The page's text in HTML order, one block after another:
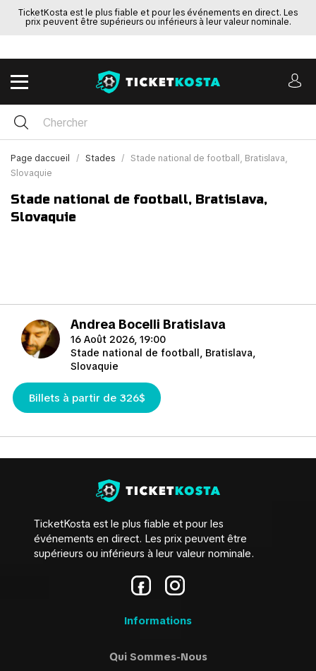
TicketKosta est le plus fiable et pour les événements en direct. Les
prix peuvent être supérieurs ou inférieurs à leur valeur nominale.
Page daccueil Stades
Stade national de football, Bratislava,
Slovaquie
Stade national de football, Bratislava,
Slovaquie
Andrea Bocelli Bratislava
16 Août 2026, 19:00
Stade national de football, Bratislava,
Slovaquie
Billets à partir de 326$
TicketKosta est le plus fiable et pour les
événements en direct. Les prix peuvent être
supérieurs ou inférieurs à leur valeur nominale.
Informations
Qui Sommes-Nous